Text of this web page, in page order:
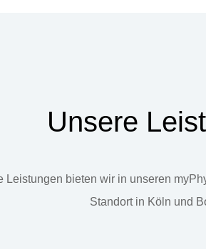
Unsere
Leistungen bieten wir in unseren
Standort in Köln und